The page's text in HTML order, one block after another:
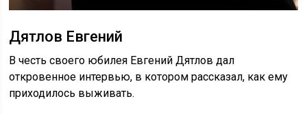
Дятлов Евгений
В честь своего юбилея Евгений Дятлов дал
откровенное интервью, в котором рассказал, как ему
приходилось выживать.